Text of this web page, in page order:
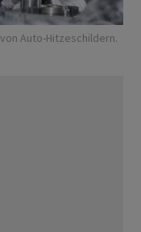
Auto-Hitzeschildern.